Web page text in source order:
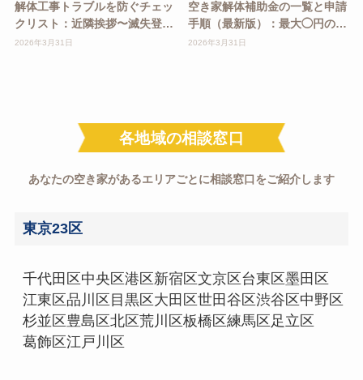
解体工事トラブルを防ぐチェッ
クリスト：近隣挨拶〜滅失登記
まで
2026年3月31日
空き家解体補助金の一覧と申請
手順（最新版）：最大◯円の条
件
2026年3月31日
各地域の相談窓口
あなたの空き家があるエリアごとに相談窓口をご紹介します
東京23区
千代田区 中央区港区 新宿区文京区 台東区墨田区
江東区 品川区 目黒区 大田区世田谷区渋谷区 中野区
杉並区 豊島区北区荒川区板橋区練馬区 足立区
葛飾区江戸川区